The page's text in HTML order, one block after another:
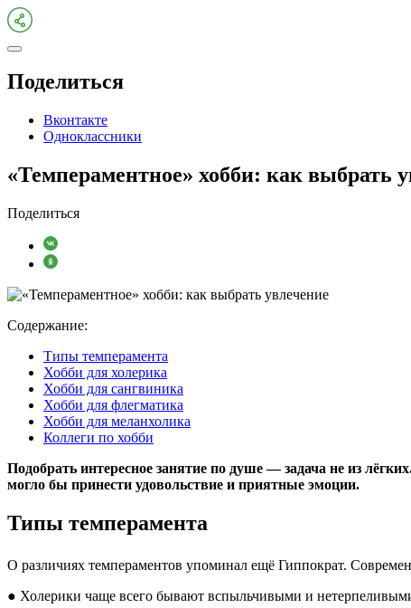
Поделиться
Вконтакте
Одноклассники
«Темпераментное» хобби: как выбрать
Поделиться
Содержание:
Типы темперамента
Хобби для холерика
Хобби для сангвиника
Хобби для флегматика
Хобби для меланхолика
Коллеги по хобби
Подобрать интересное занятие по душе — задача не из
могло бы принести удовольствие и приятные эмоции.
Типы темперамента
О различиях темпераментов упоминал ещё Гиппократ.
● Холерики чаще всего бывают вспыльчивыми и